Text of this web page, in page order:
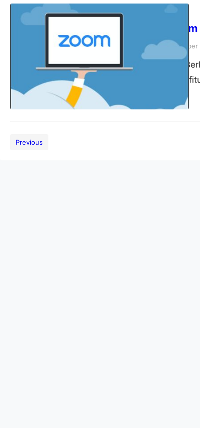
Apakah
akbardwi15
Apakah Zoom
menambahkan
aplikasinya yaitu
melindungi
Previous